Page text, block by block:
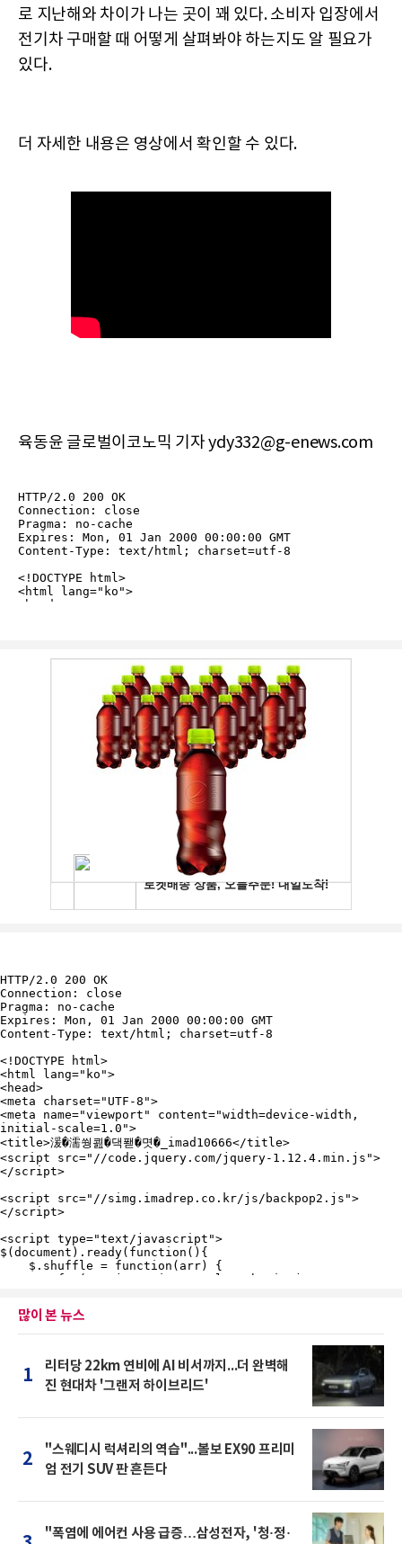
로 지난해와 차이가 나는 곳이 꽤 있다. 소비자 입장에서
전기차 구매할 때 어떻게 살펴봐야 하는지도 알 필요가
있다.
더 자세한 내용은 영상에서 확인할 수 있다.
육동윤 글로벌이코노믹 기자 ydy332@g-enews.com
많이 본 뉴스
1
리터당 22km 연비에 AI 비서까지...더 완벽해
진 현대차 '그랜저 하이브리드'
2
"스웨디시 럭셔리의 역습"...볼보 EX90 프리미
엄 전기 SUV 판 흔든다
"폭염에 에어컨 사용 급증…삼성전자, '청·정·